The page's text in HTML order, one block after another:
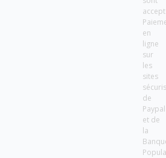
en
ligne
sur
les
sites
de
Paypal
et de
la